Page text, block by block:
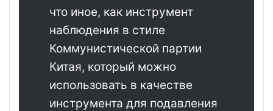
что иное, как инструмент
наблюдения в стиле
Коммунистической партии
Китая, который можно
использовать в качестве
инструмента для подавления